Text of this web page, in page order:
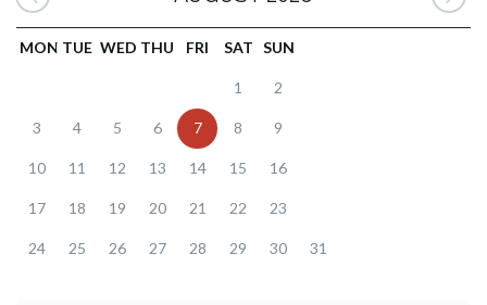
MON TUE WED THU FRI SAT SUN
1 2
3 4 5 6 7 8 9
10 11 12 13 14 15 16
17 18 19 20 21 22 23
24 25 26 27 28 29 30 31